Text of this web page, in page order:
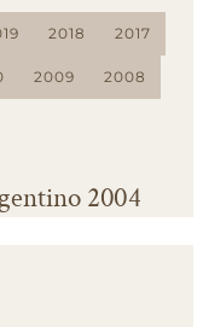
2018 2017
2009 2008
2004